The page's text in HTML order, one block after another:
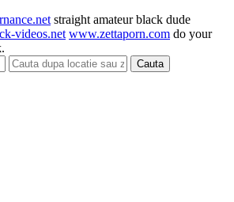
straight amateur black dude
videos.net www.zettaporn.com do your